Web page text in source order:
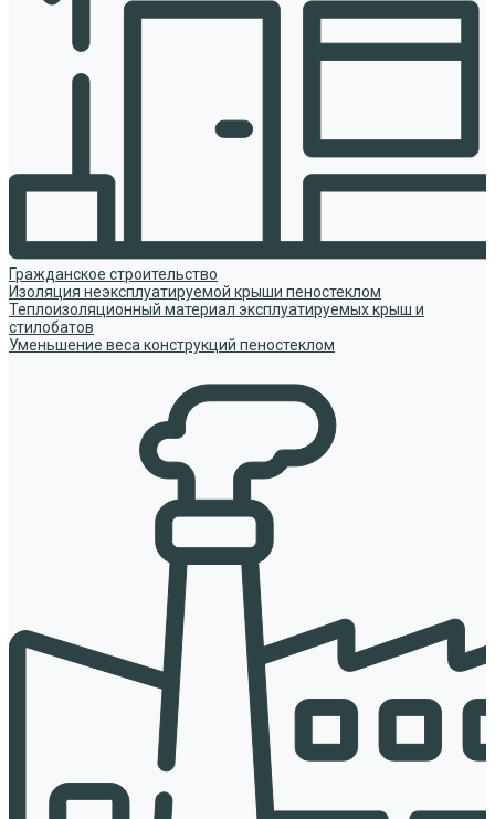
Гражданское строительство
Изоляция неэксплуатируемой крыши пеностеклом
Теплоизоляционный материал эксплуатируемых крыш и
стилобатов
Уменьшение веса конструкций пеностеклом